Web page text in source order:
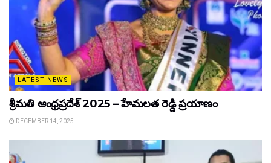
LATEST NEWS
శ్రీమతి ఆంధ్రప్రదేశ్ 2025 – హేమలత రెడ్డి ప్రయాణం
DECEMBER 14, 2025